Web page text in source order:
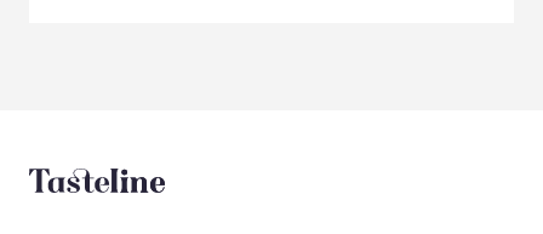
Tasteline startsida